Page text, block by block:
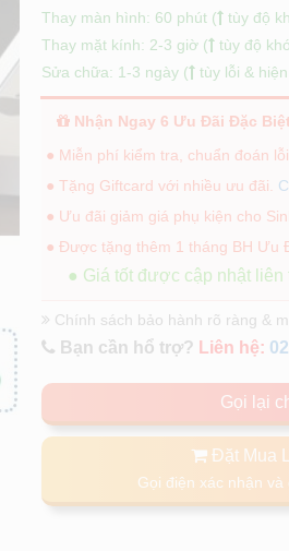
Thay màn hình: 60 phút (
tùy độ
Thay mặt kính: 2-3 giờ (
tùy độ
Sửa chữa: 1-3 ngày (
tùy lỗi &
Nhận Ngay 6 Ưu Đãi Đặc Biệt
● Miễn phí kiểm tra, chuẩn đoán lỗi.
● Tặng Giftcard với nhiều ưu đãi.
● Ưu đãi giảm giá phụ kiện cho
● Được tặng thêm 1 tháng BH Ưu
● Giá tốt được cập nhật liên
Chính sách bảo hành rõ ràng &
Bạn cần hổ trợ? Liên hệ:
Gọi lại
Đặt Mua
Gọi điện xác nhận